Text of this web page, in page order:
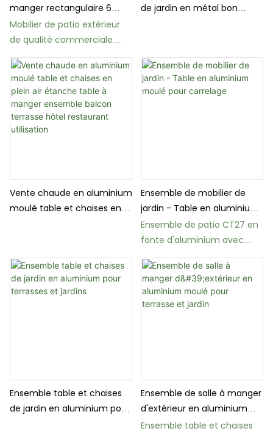
manger rectangulaire 6
places en aluminium moulé
antique robuste
Mobilier de patio extérieur
de qualité commerciale
CT30 avec trou pour parasol
de jardin en métal bon
Vente chaude en aluminium
moulé table et chaises en
utilisation
Ensemble de mobilier de
jardin - Table en aluminium
moulé pour carrelage
Ensemble de patio CT27 en
fonte d'aluminium avec
table carrelée
Ensemble table et chaises
de jardin en aluminium pour
Ensemble de salle à manger
d'extérieur en aluminium
moulé pour terrasse et
Ensemble table et chaises